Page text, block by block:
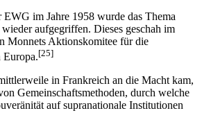
im Jahre 1958 wurde das Thema
aufgegriffen. Dieses geschah im
Monnets Aktionskomitee für die
Europa.[25]
in Frankreich an die Macht kam,
Gemeinschaftsmethoden, durch welche
auf supranationale Institutionen